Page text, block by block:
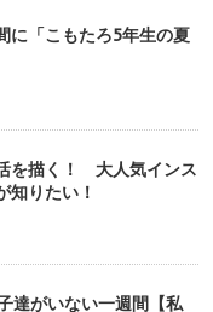
に「こもたろ5年生の夏
を描く！ 大人気インス
知りたい！
達がいない一週間【私